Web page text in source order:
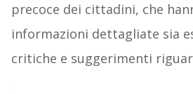
precoce dei cittadini, che
informazioni dettagliate sia
critiche e suggerimenti